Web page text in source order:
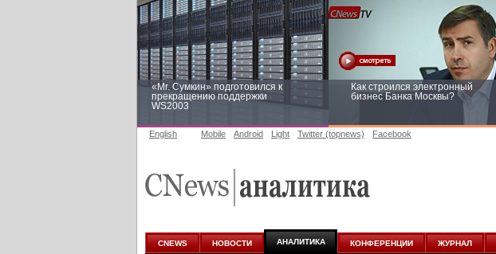
«Mr. Сумкин» подготовился к
прекращению поддержки
WS2003
Как строился электронный
бизнес Банка Москвы?
аналитике
English Mobile Android Light Twitter (topnews) Facebook
CNEWS НОВОСТИ АНАЛИТИКА КОНФЕРЕНЦИИ ЖУРНАЛ